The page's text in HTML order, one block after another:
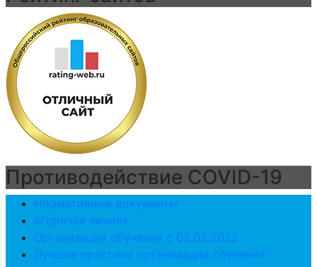
Противодействие COVID-19
Нормативные документы
«Горячая линия»
Организация обучения с 02.02.2022
Лучшие практики организации обучения